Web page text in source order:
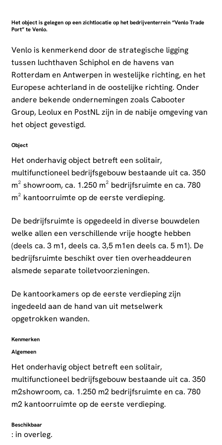
Het object is gelegen op een zichtlocatie op het bedrijventerrein “Venlo Trade
Port” te Venlo.
Venlo is kenmerkend door de strategische ligging
tussen luchthaven Schiphol en de havens van
Rotterdam en Antwerpen in westelijke richting, en het
Europese achterland in de oostelijke richting. Onder
andere bekende ondernemingen zoals Cabooter
Group, Leolux en PostNL zijn in de nabije omgeving van
het object gevestigd.
Object
Het onderhavig object betreft een solitair,
multifunctioneel bedrijfsgebouw bestaande uit ca. 350
m² showroom, ca. 1.250 m² bedrijfsruimte en ca. 780
m² kantoorruimte op de eerste verdieping.
De bedrijfsruimte is opgedeeld in diverse bouwdelen
welke allen een verschillende vrije hoogte hebben
(deels ca. 3 m1, deels ca. 3,5 m1en deels ca. 5 m1). De
bedrijfsruimte beschikt over tien overheaddeuren
alsmede separate toiletvoorzieningen.
De kantoorkamers op de eerste verdieping zijn
ingedeeld aan de hand van uit metselwerk
opgetrokken wanden.
Kenmerken
Algemeen
Het onderhavig object betreft een solitair,
multifunctioneel bedrijfsgebouw bestaande uit ca. 350
m2showroom, ca. 1.250 m2 bedrijfsruimte en ca. 780
m2 kantoorruimte op de eerste verdieping.
Beschikbaar
: in overleg.